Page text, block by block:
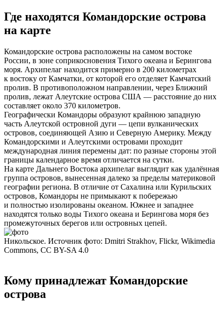
Где находятся Командорские острова
на карте
Командорские острова расположены на самом востоке
России, в зоне соприкосновения Тихого океана и Берингова
моря. Архипелаг находится примерно в 200 километрах
к востоку от Камчатки, от которой его отделяет Камчатский
пролив. В противоположном направлении, через Ближний
пролив, лежат Алеутские острова США — расстояние до них
составляет около 370 километров.
Географически Командоры образуют крайнюю западную
часть Алеутской островной дуги — цепи вулканических
островов, соединяющей Азию и Северную Америку. Между
Командорскими и Алеутскими островами проходит
международная линия перемены дат: по разные стороны этой
границы календарное время отличается на сутки.
На карте Дальнего Востока архипелаг выглядит как удалённая
группа островов, вынесенная далеко за пределы материковой
географии региона. В отличие от Сахалина или Курильских
островов, Командоры не примыкают к побережью
и полностью изолированы океаном. Южнее и западнее
находятся только воды Тихого океана и Берингова моря без
промежуточных берегов или островных цепей.
Никольское. Источник фото: Dmitri Strakhov, Flickr, Wikimedia
Commons, CC BY-SA 4.0
Кому принадлежат Командорские
острова